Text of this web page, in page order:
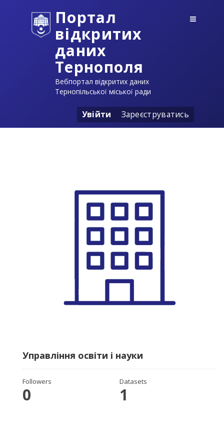
Портал
відкритих
даних
Тернополя
Вебпортал відкритих даних
Тернопільської міської ради
Увійти Зареєструватись
Управління освіти і науки
Followers
0
Datasets
1